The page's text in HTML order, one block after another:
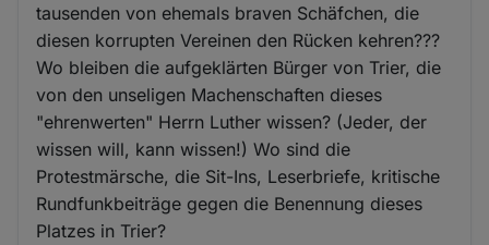
tausenden von ehemals braven Schäfchen, die
diesen korrupten Vereinen den Rücken kehren???
Wo bleiben die aufgeklärten Bürger von Trier, die
von den unseligen Machenschaften dieses
"ehrenwerten" Herrn Luther wissen? (Jeder, der
wissen will, kann wissen!) Wo sind die
Protestmärsche, die Sit-Ins, Leserbriefe, kritische
Rundfunkbeiträge gegen die Benennung dieses
Platzes in Trier?